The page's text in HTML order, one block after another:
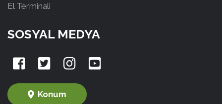
El Terminali
SOSYAL MEDYA
Konum